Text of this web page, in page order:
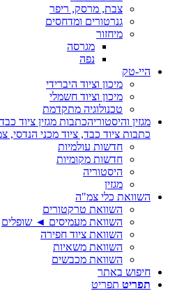
צבת, מרסק, ריפר
גנרטורים ומדחסים
מיחזור
מגרסה
נפה
היי-טק
מיכון וציוד היברידי
מיכון וציוד חשמלי
טכנולוגיה מתקדמת
מגזין והיסטוריהכתבות מגזין ציוד
כתבות ציוד כבד, ציוד מכני הנדסי,
חדשות עולמיות
חדשות מקומיות
היסטוריה
מגזין
השוואת כלי צמ"ה
השוואת טרקטורים
השוואת מעמיסים ◄ שופלים
השוואת ציוד חפירה
השוואת משאיות
השוואת מכבשים
חיפוש באתר
תפריט תפריט